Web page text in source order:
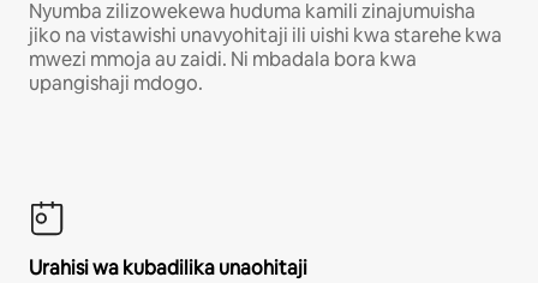
Nyumba zilizowekewa huduma kamili zinajumuisha
jiko na vistawishi unavyohitaji ili uishi kwa starehe kwa
mwezi mmoja au zaidi. Ni mbadala bora kwa
upangishaji mdogo.
Urahisi wa kubadilika unaohitaji